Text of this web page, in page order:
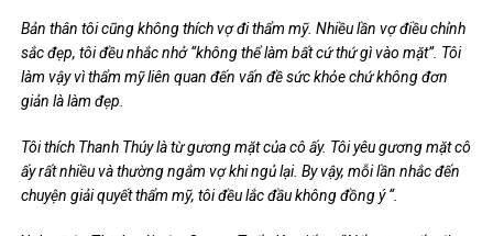
Bản thân tôi cũng không thích vợ đi thẩm mỹ. Nhiều lần vợ điều chỉnh
sắc đẹp, tôi đều nhắc nhở “không thể làm bất cứ thứ gì vào mặt”. Tôi
làm vậy vì thẩm mỹ liên quan đến vấn đề sức khỏe chứ không đơn
giản là làm đẹp.
Tôi thích Thanh Thúy là từ gương mặt của cô ấy. Tôi yêu gương mặt cô
ấy rất nhiều và thường ngắm vợ khi ngủ lại. By vậy, mỗi lần nhắc đến
chuyện giải quyết thẩm mỹ, tôi đều lắc đầu không đồng ý “.